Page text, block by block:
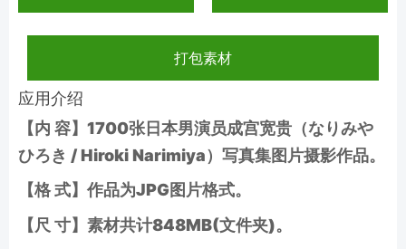
打包素材
应用介绍
【内 容】1700张日本男演员成宫宽贵（なりみや
ひろき / Hiroki Narimiya）写真集图片摄影作品。
【格 式】作品为JPG图片格式。
【尺 寸】素材共计848MB(文件夹)。